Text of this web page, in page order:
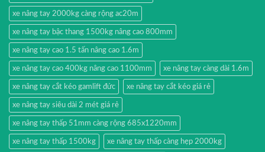
xe nâng tay 2000kg càng rộng ac20m
xe nâng tay bậc thang 1500kg nâng cao 800mm
xe nâng tay cao 1.5 tấn nâng cao 1.6m
xe nâng tay cao 400kg nâng cao 1100mm xe nâng tay càng dài 1.6m
xe nâng tay cắt kéo gamlift đức xe nâng tay cắt kéo giá rẻ
xe nâng tay siêu dài 2 mét giá rẻ
xe nâng tay thấp 51mm càng rộng 685x1220mm
xe nâng tay thấp 1500kg xe nâng tay thấp càng hẹp 2000kg